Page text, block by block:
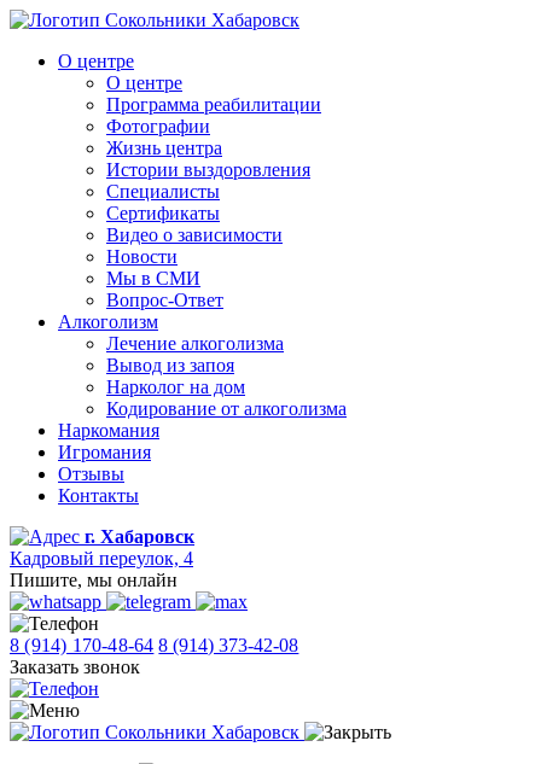
О центре
О центре
Программа реабилитации
Фотографии
Жизнь центра
Истории выздоровления
Специалисты
Сертификаты
Видео о зависимости
Новости
Мы в СМИ
Вопрос-Ответ
Алкоголизм
Лечение алкоголизма
Вывод из запоя
Нарколог на дом
Кодирование от алкоголизма
Наркомания
Игромания
Отзывы
Контакты
г. Хабаровск
Кадровый переулок, 4
Пишите, мы онлайн
8 (914) 170-48-64 8 (914) 373-42-08
Заказать звонок